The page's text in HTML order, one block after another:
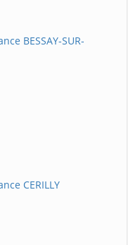
BESSAY-SUR-
CERILLY